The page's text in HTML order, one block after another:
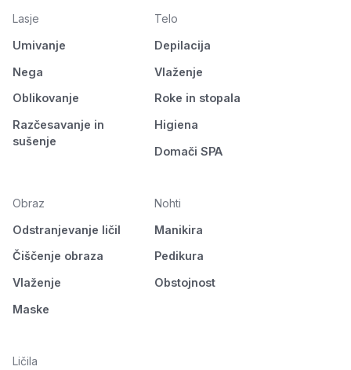
Lasje
Umivanje
Nega
Oblikovanje
Razčesavanje in
sušenje
Telo
Depilacija
Vlaženje
Roke in stopala
Higiena
Domači SPA
Obraz
Odstranjevanje ličil
Čiščenje obraza
Vlaženje
Maske
Nohti
Manikira
Pedikura
Obstojnost
Ličila